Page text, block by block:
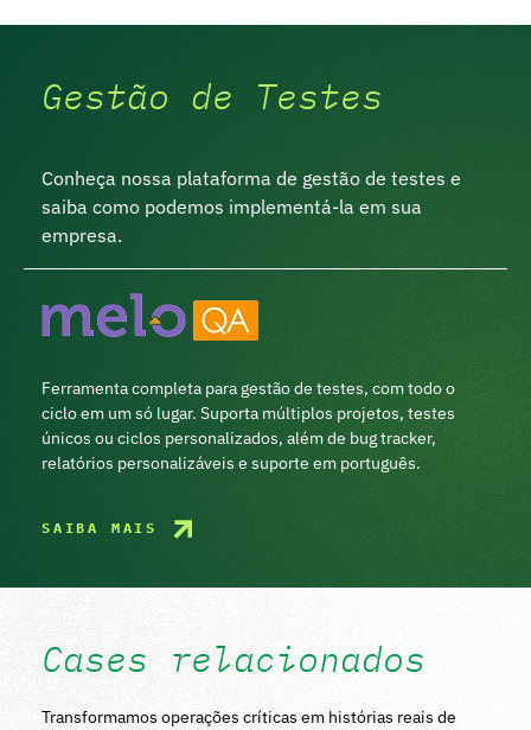
Gestão de Testes
Conheça nossa plataforma de gestão de testes e
saiba como podemos implementá-la em sua
empresa.
Ferramenta completa para gestão de testes, com todo o
ciclo em um só lugar. Suporta múltiplos projetos, testes
únicos ou ciclos personalizados, além de bug tracker,
relatórios personalizáveis e suporte em português.
SAIBA MAIS
Cases relacionados
Transformamos operações críticas em histórias reais de